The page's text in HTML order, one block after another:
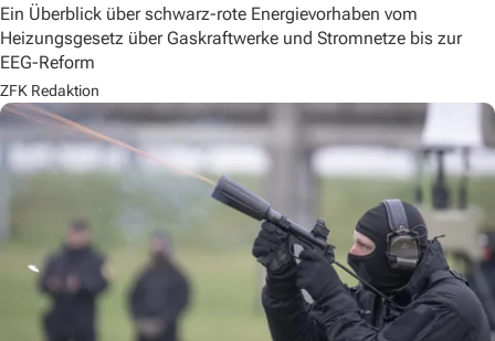
Ein Überblick über schwarz-rote Energievorhaben vom
Heizungsgesetz über Gaskraftwerke und Stromnetze bis zur
EEG-Reform
ZFK Redaktion